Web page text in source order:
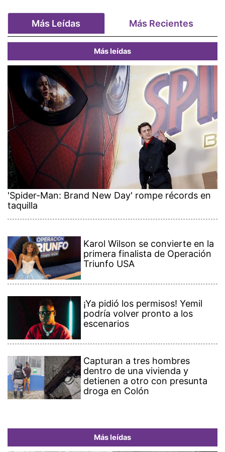
Más Leídas Más Recientes
Más leídas
'Spider-Man: Brand New Day' rompe récords en
taquilla
Karol Wilson se convierte en la
primera finalista de Operación
Triunfo USA
¡Ya pidió los permisos! Yemil
podría volver pronto a los
escenarios
Capturan a tres hombres
dentro de una vivienda y
detienen a otro con presunta
droga en Colón
Más leídas